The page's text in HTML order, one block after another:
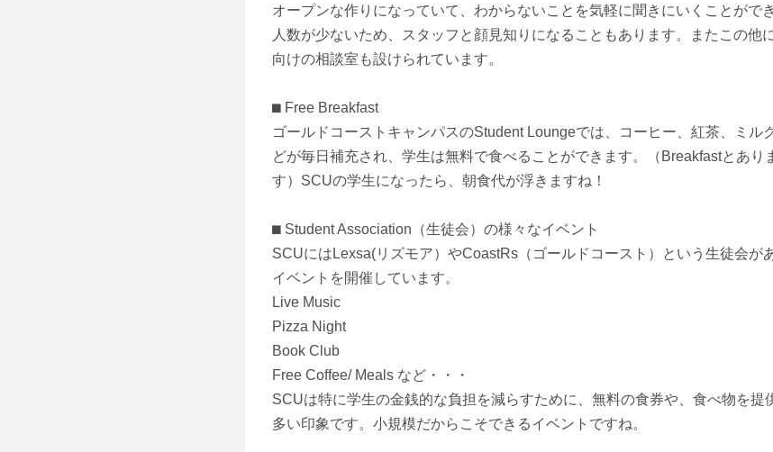
オープンな作りになっていて、わからないことを気軽に聞きにいくことがで
人数が少ないため、スタッフと顔見知りになることもあります。またこの他
向けの相談室も設けられています。
⬛︎ Free Breakfast
ゴールドコーストキャンパスのStudent Loungeでは、コーヒー、紅茶、ミル
どが毎日補充され、学生は無料で食べることができます。（Breakfastとあり
す）SCUの学生になったら、朝食代が浮きますね！
⬛︎ Student Association（生徒会）の様々なイベント
SCUにはLexsa(リズモア）やCoastRs（ゴールドコースト）という生徒会が
イベントを開催しています。
Live Music
Pizza Night
Book Club
Free Coffee/ Meals など・・・
SCUは特に学生の金銭的な負担を減らすために、無料の食券や、食べ物を提
多い印象です。小規模だからこそできるイベントですね。